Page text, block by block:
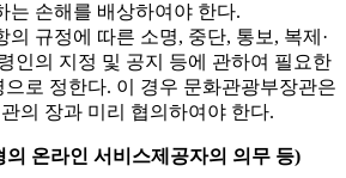
는 손해를 배상하여야 한다.
의 규정에 따른 소명, 중단, 통보, 복제·
인의 지정 및 공지 등에 관하여 필요한
로 정한다. 이 경우 문화관광부장관은
의 장과 미리 협의하여야 한다.
의 온라인 서비스제공자의 의무 등)